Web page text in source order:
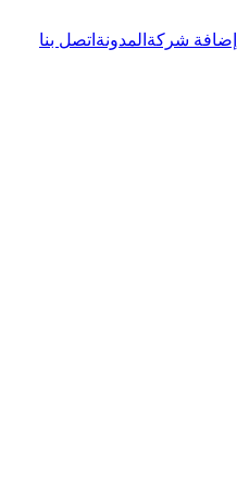
إضافة شركة المدونة اتصل بنا